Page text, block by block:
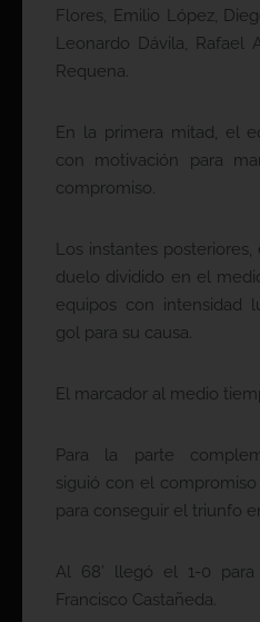
Flores, Emilio López,
Leonardo Dávila, Rafael
Requena.
En la primera mitad, el
con motivación para
compromiso.
Los instantes
duelo dividido en el
equipos con intensidad
gol para su causa.
El marcador al medio
Para la parte
siguió con el
para conseguir el triunfo
Al 68’ llegó el 1-0
Francisco Castañeda.